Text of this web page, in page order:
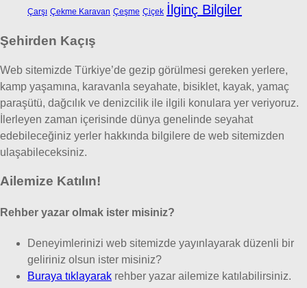
Çarşı Çekme Karavan Çeşme Çiçek İlginç Bilgiler
Şehirden Kaçış
Web sitemizde Türkiye’de gezip görülmesi gereken yerlere,
kamp yaşamına, karavanla seyahate, bisiklet, kayak, yamaç
paraşütü, dağcılık ve denizcilik ile ilgili konulara yer veriyoruz.
İlerleyen zaman içerisinde dünya genelinde seyahat
edebileceğiniz yerler hakkında bilgilere de web sitemizden
ulaşabileceksiniz.
Ailemize Katılın!
Rehber yazar olmak ister misiniz?
Deneyimlerinizi web sitemizde yayınlayarak düzenli bir
geliriniz olsun ister misiniz?
Buraya tıklayarak rehber yazar ailemize katılabilirsiniz.